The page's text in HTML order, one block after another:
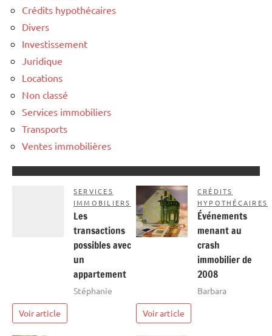
Crédits hypothécaires
Divers
Investissement
Juridique
Locations
Non classé
Services immobiliers
Transports
Ventes immobilières
SERVICES
IMMOBILIERS
Les
transactions
possibles avec
un
appartement
Stéphanie
Voir article
CRÉDITS
HYPOTHÉCAIRES
Événements
menant au
crash
immobilier de
2008
Barbara
Voir article